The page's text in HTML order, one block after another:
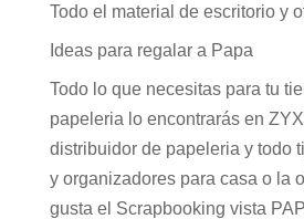
Todo el material de escritorio y
Ideas para regalar a Papa
Todo lo que necesitas para tu
papeleria lo encontrarás en
distribuidor de papeleria y todo
y organizadores para casa o la
gusta el Scrapbooking vista